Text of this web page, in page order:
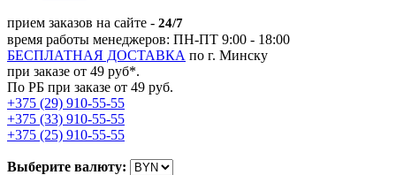
прием заказов на сайте - 24/7
время работы менеджеров: ПН-ПТ 9:00 - 18:00
БЕСПЛАТНАЯ ДОСТАВКА по г. Минску
при заказе от 49 руб*.
По РБ при заказе от 49 руб.
+375 (29) 910-55-55
+375 (33) 910-55-55
+375 (25) 910-55-55
Выберите валюту: